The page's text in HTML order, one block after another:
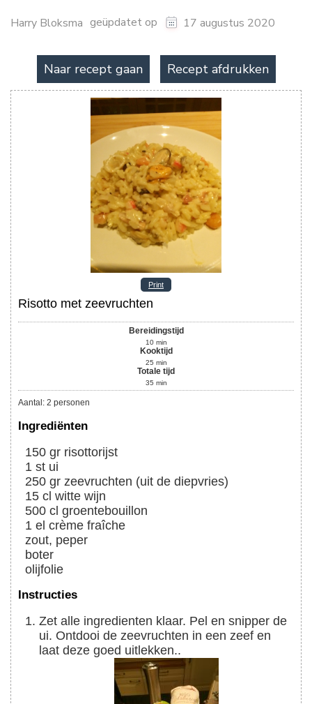
Harry Bloksma geüpdatet op 17 augustus 2020
Naar recept gaan Recept afdrukken
Print
Risotto met zeevruchten
Bereidingstijd
10 min
Kooktijd
25 min
Totale tijd
35 min
Aantal : 2 personen
Ingrediënten
150 gr risottorijst
1 st ui
250 gr zeevruchten (uit de diepvries)
15 cl witte wijn
500 cl groentebouillon
1 el crème fraîche
zout, peper
boter
olijfolie
Instructies
Zet alle ingredienten klaar. Pel en snipper de
ui. Ontdooi de zeevruchten in een zeef en
laat deze goed uitlekken..